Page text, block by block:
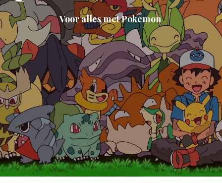
Voor alles met Pokemon